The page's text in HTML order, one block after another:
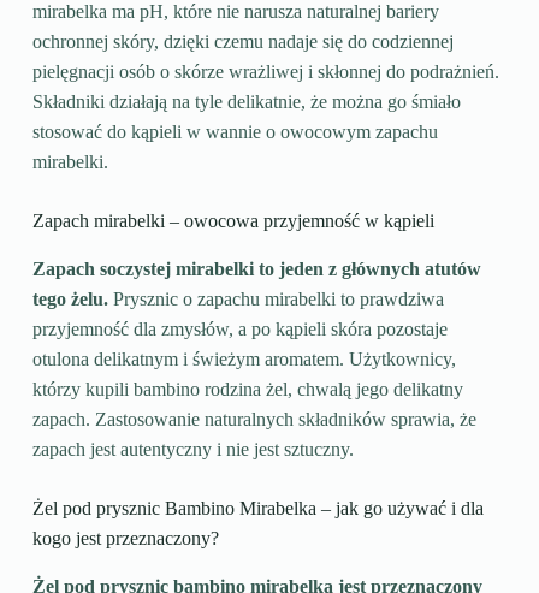
mirabelka ma pH, które nie narusza naturalnej bariery
ochronnej skóry, dzięki czemu nadaje się do codziennej
pielęgnacji osób o skórze wrażliwej i skłonnej do podrażnień.
Składniki działają na tyle delikatnie, że można go śmiało
stosować do kąpieli w wannie o owocowym zapachu
mirabelki.
Zapach mirabelki – owocowa przyjemność w kąpieli
Zapach soczystej mirabelki to jeden z głównych atutów
tego żelu.Prysznic o zapachu mirabelki to prawdziwa
przyjemność dla zmysłów, a po kąpieli skóra pozostaje
otulona delikatnym i świeżym aromatem. Użytkownicy,
którzy kupili bambino rodzina żel, chwalą jego delikatny
zapach. Zastosowanie naturalnych składników sprawia, że
zapach jest autentyczny i nie jest sztuczny.
Żel pod prysznic Bambino Mirabelka – jak go używać i dla
kogo jest przeznaczony?
Żel pod prysznic bambino mirabelka jest przeznaczony